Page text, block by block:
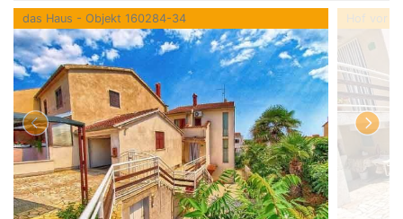
das Haus - Objekt 160284-34 Hof vor